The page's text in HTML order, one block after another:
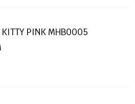
PINK MHB0005